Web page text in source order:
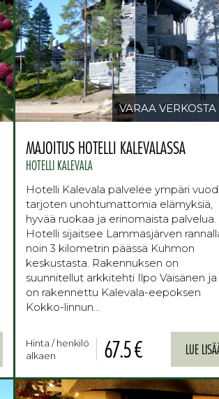
VARAA VERKOSTA
MAJOITUS HOTELLI KALEVALASSA
HOTELLI KALEVALA
Hotelli Kalevala palvelee ympäri
tarjoten unohtumattomia elämyksiä,
hyvää ruokaa ja erinomaista palvelua.
Hotelli sijaitsee Lammasjärven
noin 3 kilometrin päässä Kuhmon
keskustasta. Rakennuksen on
suunnitellut arkkitehti Ilpo Väisänen ja
on rakennettu Kalevala-eepoksen
Kokko-linnun…
Hinta / henkilö
alkaen
67.5 € LUE